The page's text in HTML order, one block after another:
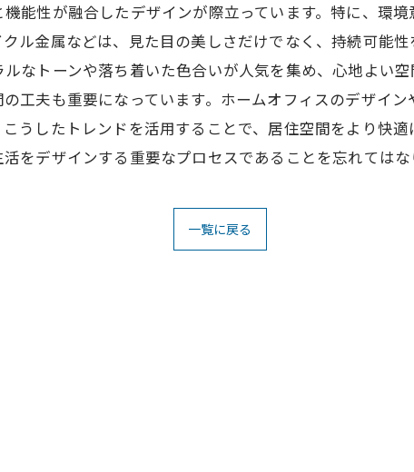
能性が融合したデザインが際立っています。特に、環
ル金属などは、見た目の美しさだけでなく、持続可能性
なトーンや落ち着いた色合いが人気を集め、心地よい
工夫も重要になっています。ホームオフィスのデザイ
うしたトレンドを活用することで、居住空間をより快
をデザインする重要なプロセスであることを忘れてはな
一覧に戻る